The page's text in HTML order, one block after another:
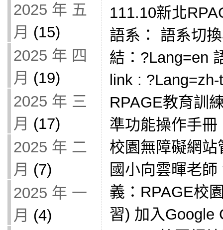
2025 年 五
月 (15)
2025 年 四
月 (19)
2025 年 三
月 (17)
2025 年 二
月 (7)
2025 年 一
月 (4)
111.10新北
語系： 語系切
結：?Lang=en
link :
RPAGE教育訓
準功能操作手
校園無障礙網
國小向雲暉老
義：RPAGE校
習) 加入Google